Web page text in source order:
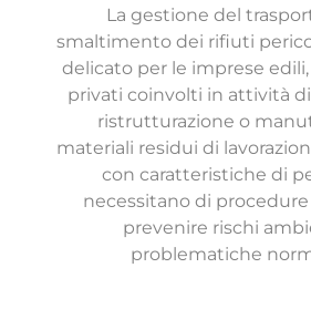
La gestione del
smaltimento dei rifiuti
delicato per le imprese
privati coinvolti in attività
ristrutturazione o
materiali residui di
con caratteristiche di
necessitano di
prevenire rischi
problematiche